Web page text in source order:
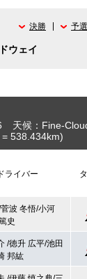
ウェイ
決勝 予選
天候：Fine-
538.434km)
ドライバー
波 冬悟/小河
史
/徳升 広平/池田
邦紘